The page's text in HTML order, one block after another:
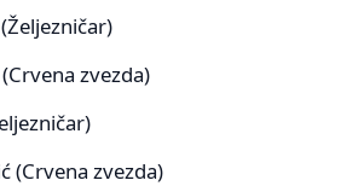
zvezda)
(Crvena zvezda)